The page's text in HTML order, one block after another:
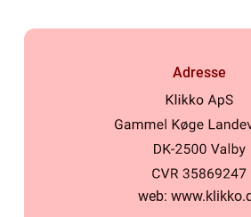
Adresse
web: